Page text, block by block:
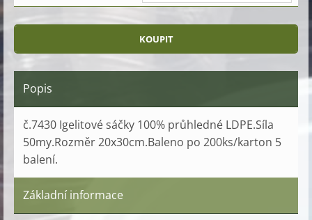
Popis
č.7430 Igelitové sáčky 100% průhledné LDPE.Síla
50my.Rozměr 20x30cm.Baleno po 200ks/karton 5
balení.
Základní informace